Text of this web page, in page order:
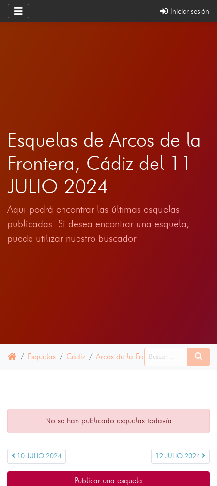
Iniciar sesión
Esquelas de Arcos de la
Frontera, Cádiz del 11
JULIO 2024
Aqui podrá encontrar las últimas esquelas
publicadas. Si desea encontrar una esquela,
puede utilizar nuestro buscador
Esquelas Cádiz Arcos de la Frontera 11 JULIO
No se han publicado esquelas todavía
10 JULIO 2024 12 JULIO 2024
Publicar una esquela